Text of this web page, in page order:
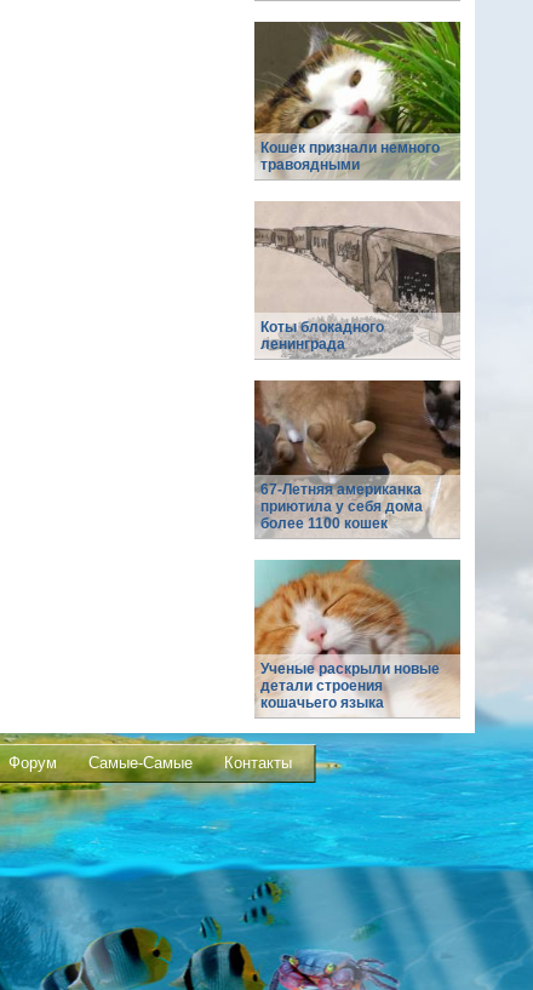
Кошек признали немного
травоядными
Коты блокадного
ленинграда
67-Летняя американка
приютила у себя дома
более 1100 кошек
Ученые раскрыли новые
детали строения
кошачьего языка
Форум Самые-Самые Контакты